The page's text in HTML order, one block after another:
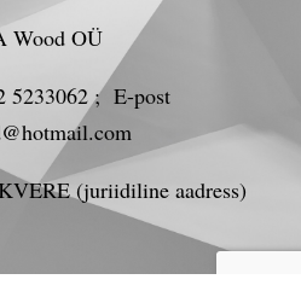
Wood OÜ
5233062 ; E-post
(juriidiline aadress)